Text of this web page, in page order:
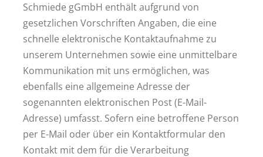
Schmiede gGmbH enthält aufgrund von
gesetzlichen Vorschriften Angaben, die eine
schnelle elektronische Kontaktaufnahme zu
unserem Unternehmen sowie eine unmittelbare
Kommunikation mit uns ermöglichen, was
ebenfalls eine allgemeine Adresse der
sogenannten elektronischen Post (E-Mail-
Adresse) umfasst. Sofern eine betroffene Person
per E-Mail oder über ein Kontaktformular den
Kontakt mit dem für die Verarbeitung